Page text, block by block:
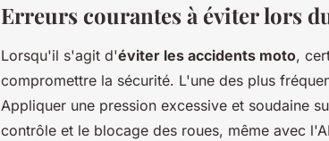
Erreurs courantes à éviter lors
Lorsqu'il s'agit d'éviter les accidents moto,
compromettre la sécurité. L'une des plus
Appliquer une pression excessive et soudaine
contrôle et le blocage des roues, même avec